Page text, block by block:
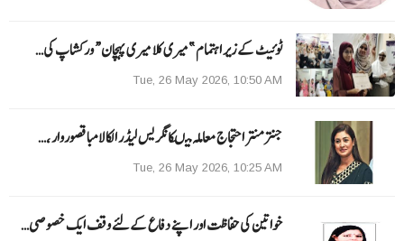
ٹوئیٹ کے زیر اہتمام ”میری کلا میری پہچان“ ورکشاپ کی…
Tue, 26 May 2026, 10:50 AM
جنتر منتر احتجاج معاملہ میںکانگریس لیڈر الکا لامبا قصوروار ،…
Tue, 26 May 2026, 10:25 AM
خواتین کی حفاظت اور اپنے دفاع کےلئے وقف ایک خصوصی…